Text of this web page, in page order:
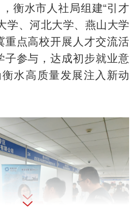
衡水市人社局组建“引才
学、河北大学、燕山大学
重点高校开展人才交流活
子参与，达成初步就业意
水高质量发展注入新动